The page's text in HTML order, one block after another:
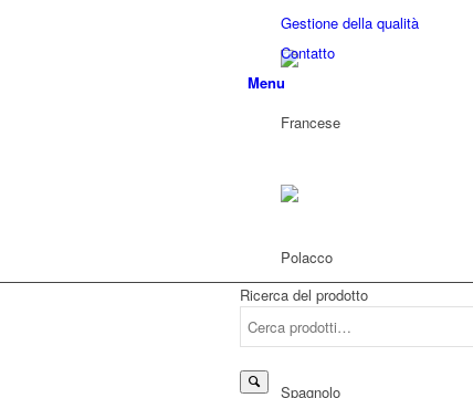
Gestione della qualità
Contatto
Menu
Ricerca del prodotto